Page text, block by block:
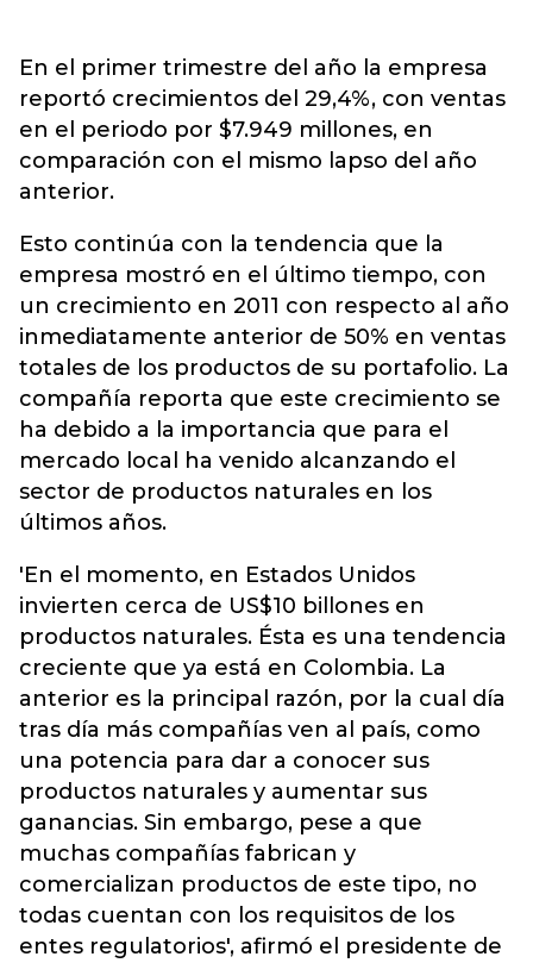
En el primer trimestre del año la empresa
reportó crecimientos del 29,4%, con ventas
en el periodo por $7.949 millones, en
comparación con el mismo lapso del año
anterior.
Esto continúa con la tendencia que la
empresa mostró en el último tiempo, con
un crecimiento en 2011 con respecto al año
inmediatamente anterior de 50% en ventas
totales de los productos de su portafolio. La
compañía reporta que este crecimiento se
ha debido a la importancia que para el
mercado local ha venido alcanzando el
sector de productos naturales en los
últimos años.
'En el momento, en Estados Unidos
invierten cerca de US$10 billones en
productos naturales. Ésta es una tendencia
creciente que ya está en Colombia. La
anterior es la principal razón, por la cual día
tras día más compañías ven al país, como
una potencia para dar a conocer sus
productos naturales y aumentar sus
ganancias. Sin embargo, pese a que
muchas compañías fabrican y
comercializan productos de este tipo, no
todas cuentan con los requisitos de los
entes regulatorios', afirmó el presidente de